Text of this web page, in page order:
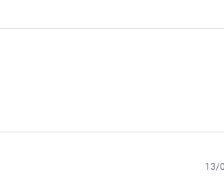
Located in the heart of
outdoor pool, free Wi‑Fi, friendly